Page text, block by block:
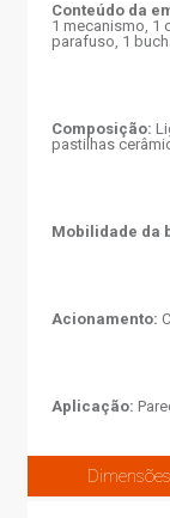
Conteúdo da
1 mecanismo, 1
parafuso, 1
Composição:
pastilhas
Mobilidade da
Acionamento:
Aplicação: